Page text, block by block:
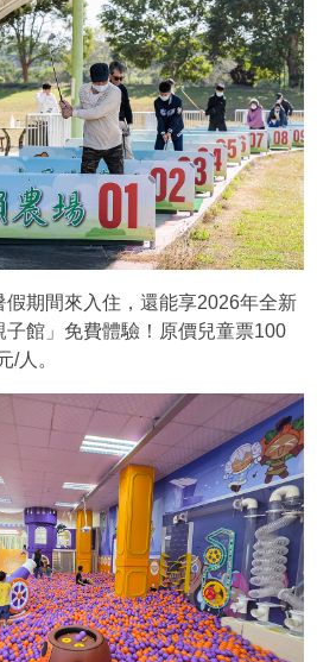
假期間來入住，還能享2026年全新
子館」免費體驗！原價兒童票100
/人。